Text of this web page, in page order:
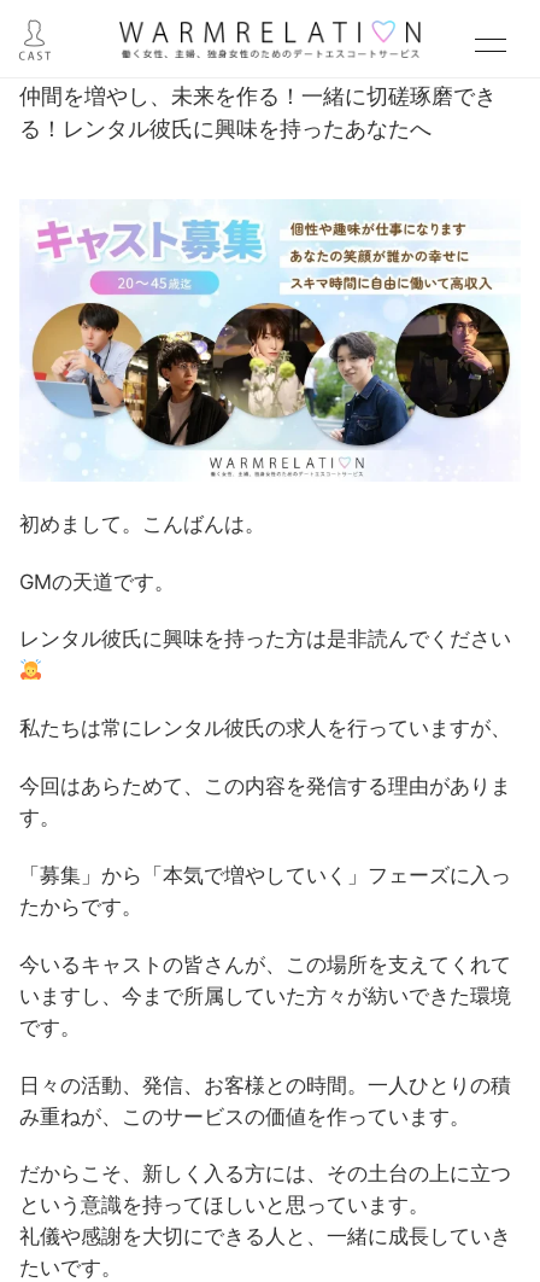
仲間を増やし、未来を作る！一緒に切磋琢磨でき
る！レンタル彼氏に興味を持ったあなたへ
初めまして。こんばんは。
GMの天道です。
レンタル彼氏に興味を持った方は是非読んでください
私たちは常にレンタル彼氏の求人を行っていますが、
今回はあらためて、この内容を発信する理由がありま
す。
「募集」から「本気で増やしていく」フェーズに入っ
たからです。
今いるキャストの皆さんが、この場所を支えてくれて
いますし、今まで所属していた方々が紡いできた環境
です。
日々の活動、発信、お客様との時間。一人ひとりの積
み重ねが、このサービスの価値を作っています。
だからこそ、新しく入る方には、その土台の上に立つ
という意識を持ってほしいと思っています。
礼儀や感謝を大切にできる人と、一緒に成長していき
たいです。